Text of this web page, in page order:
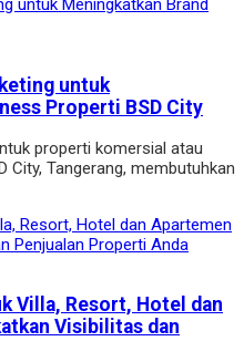
untuk
Properti BSD City
properti komersial atau
City, Tangerang, membutuhkan
Villa, Resort, Hotel dan
Visibilitas dan